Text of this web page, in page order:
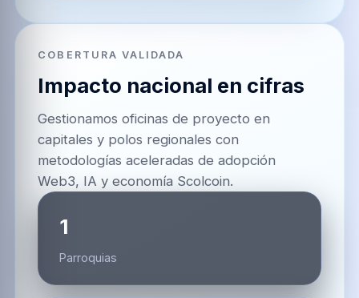
COBERTURA VALIDADA
Impacto nacional en cifras
Gestionamos oficinas de proyecto en
capitales y polos regionales con
metodologías aceleradas de adopción
Web3, IA y economía Scolcoin.
1
Parroquias